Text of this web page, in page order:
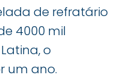
de refratário
4000 mil
o
um ano.